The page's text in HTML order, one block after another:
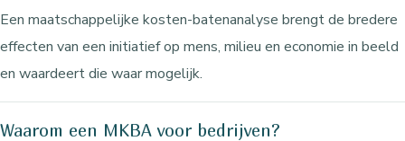
Een maatschappelijke kosten-batenanalyse brengt de bredere
effecten van een initiatief op mens, milieu en economie in beeld
en waardeert die waar mogelijk.
Waarom een MKBA voor bedrijven?